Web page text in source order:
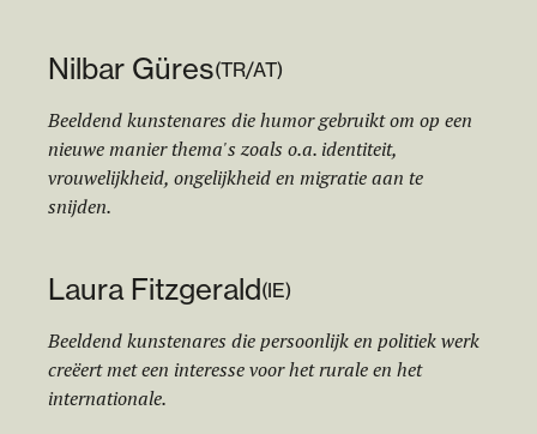
Nilbar Güres(TR/AT)
Beeldend kunstenares die humor gebruikt om op een
nieuwe manier thema's zoals o.a. identiteit,
vrouwelijkheid, ongelijkheid en migratie aan te
snijden.
Laura Fitzgerald(IE)
Beeldend kunstenares die persoonlijk en politiek werk
creëert met een interesse voor het rurale en het
internationale.